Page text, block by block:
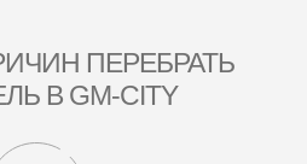
ПЕРЕБРАТЬ
В GM-CITY